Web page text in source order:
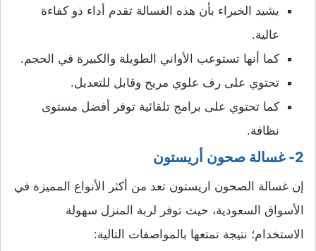
يشيد الخبراء بأن هذه الغسالة تقدم أداء ذو كفاءة
عالية.
كما أنها تستوعب الأواني الطويلة والكبيرة في الحجم.
تحتوي على رف علوي مريح وقابل للتعديل.
كما تحتوي على برامج تلقائية توفر أفضل مستوى
نظافة.
2- غسالة صحون أريستون
إن غسالة الصحون اريستون تعد من أكثر الأنواع المميزة في
الأسواق السعودية، حيث توفر لربة المنزل سهولة
الاستخدام؛ نتيجة تمتعها بالمواصفات التالية: